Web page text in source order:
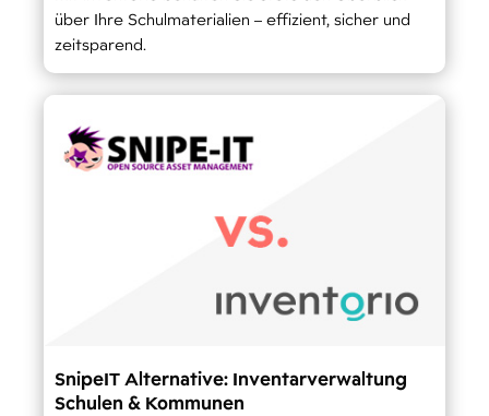
über Ihre Schulmaterialien – effizient, sicher und
zeitsparend.
SnipeIT Alternative: Inventarverwaltung
Schulen & Kommunen